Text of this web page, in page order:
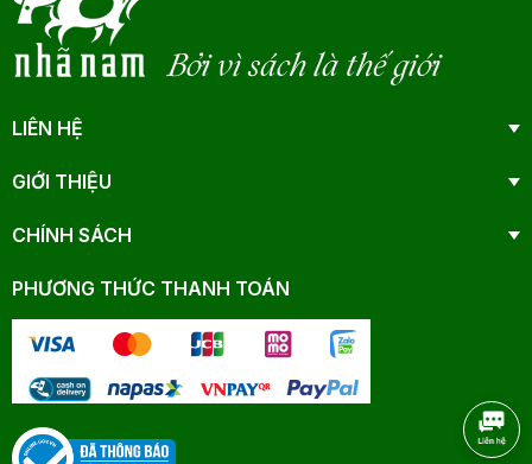
Bởi vì sách là thế giới
LIÊN HỆ
GIỚI THIỆU
CHÍNH SÁCH
PHƯƠNG THỨC THANH TOÁN